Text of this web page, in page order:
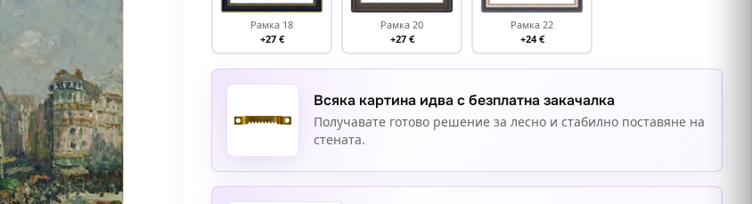
Рамка 18
+27 €
Рамка 20
+27 €
Рамка 22
+24 €
Всяка картина идва с безплатна закачалка
Получавате готово решение за лесно и стабилно поставяне на
стената.